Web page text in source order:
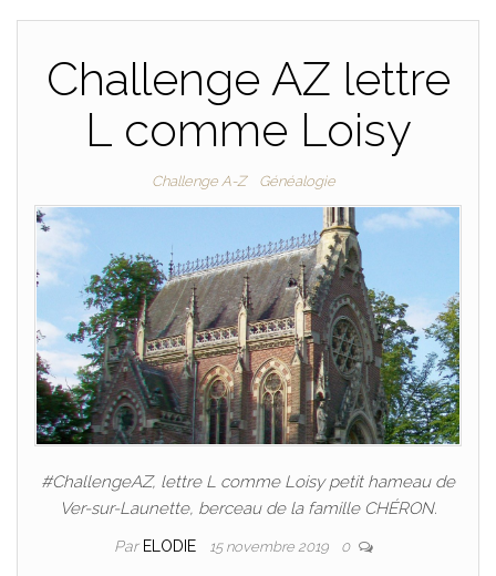
Challenge AZ lettre
L comme Loisy
Challenge A-Z Généalogie
#ChallengeAZ, lettre L comme Loisy petit hameau de
Ver-sur-Launette, berceau de la famille CHÉRON.
Par ELODIE 15 novembre 2019 0